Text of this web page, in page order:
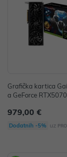
Grafička kartica
a GeForce RTX5070
979,00 €
Dodatnih -5% uz